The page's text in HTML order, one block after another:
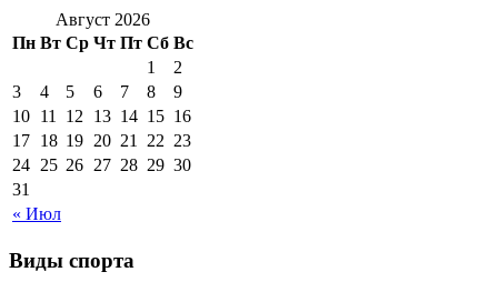
Август 2026
Пн Вт Ср Чт Пт Сб Вс
« Июл
1
2
3
4 5 6 7 8
9
10 11 12 13 14 15 16
17 18 19 20 21 22 23
24 25 26 27 28 29 30
31
Виды спорта